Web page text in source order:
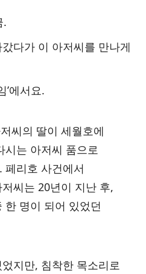
.
다가 이 아저씨를 만나게
’에서요.
씨의 딸이 세월호에
시는 아저씨 품으로
페리호 사건에서
씨는 20년이 지난 후,
한 명이 되어 있었던
지만, 침착한 목소리로